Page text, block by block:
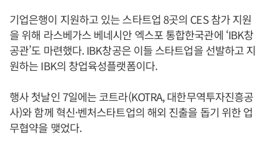
기업은행이 지원하고 있는 스타트업 8곳의 CES 참가 지원
을 위해 라스베가스 베네시안 엑스포 통합한국관에 ‘IBK창
공관’도 마련했다. IBK창공은 이들 스타트업을 선발하고 지
원하는 IBK의 창업육성플랫폼이다.
행사 첫날인 7일에는 코트라(KOTRA, 대한무역투자진흥공
사)와 함께 혁신·벤처스타트업의 해외 진출을 돕기 위한 업
무협약을 맺었다.